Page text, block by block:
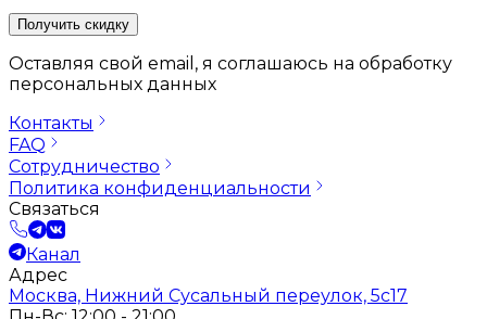
Получить скидку
Оставляя свой email, я соглашаюсь на обработку
персональных данных
Контакты
FAQ
Сотрудничество
Политика конфиденциальности
Связаться
Канал
Адрес
Москва, Нижний Сусальный переулок, 5с17